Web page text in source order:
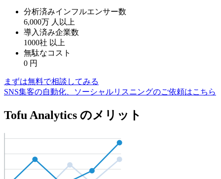
分析済みインフルエンサー数
6,000万 人以上
導入済み企業数
1000社 以上
無駄なコスト
0 円
まずは無料で相談してみる
SNS集客の自動化、ソーシャルリスニングのご依頼はこちら
Tofu Analytics のメリット